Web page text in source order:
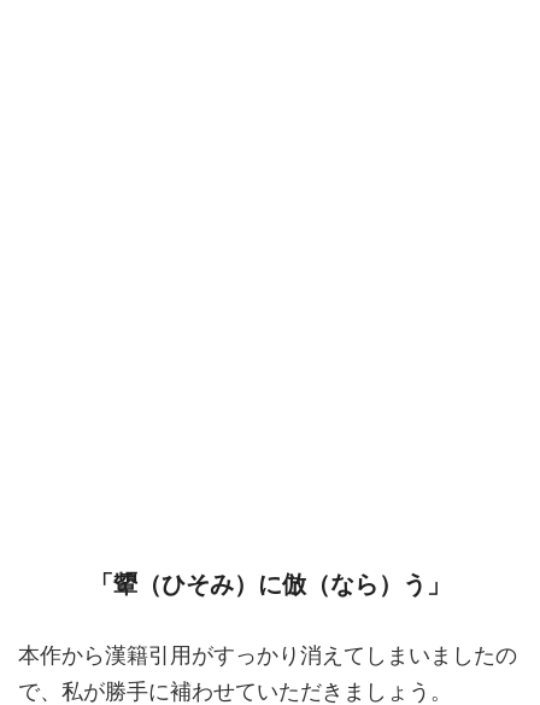
「顰（ひそみ）に倣（なら）う」
本作から漢籍引用がすっかり消えてしまいましたの
で、私が勝手に補わせていただきましょう。